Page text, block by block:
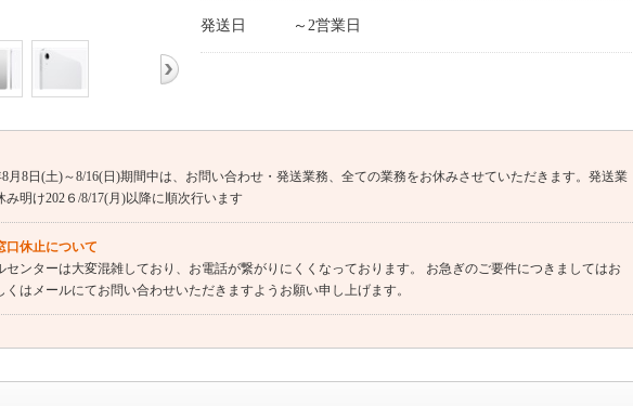
発送日 ～2営業日
月8日(土)～8/16(日)期間中は、お問い合わせ・発送業務、全ての業務をお休みさせていただきます。発送業
み明け202６/8/17(月)以降に順次行います
口休止について
センターは大変混雑しており、お電話が繋がりにくくなっております。 お急ぎのご要件につきましてはお
くはメールにてお問い合わせいただきますようお願い申し上げます。
文を除く）